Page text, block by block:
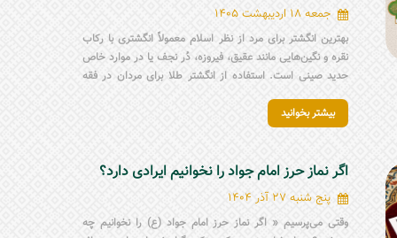
جمعه 18 اردیبهشت 1405
بهترین انگشتر برای مرد از نظر اسلام معمولاً انگشتری با رکاب
نقره و نگین‌هایی مانند عقیق، فیروزه، دُر نجف یا در موارد خاص
حدید صینی است. استفاده از انگشتر طلا برای مردان در فقه
مردانه مذهبی، علاوه بر زیبایی، باید به اصالت نگین، جنس رکاب،
ذکر روی انگشتر، آداب استفاده و نظر مرجع تقلید توجه کرد.
بیشتر بخوانید
اگر نماز حرز امام جواد را نخوانیم ایرادی دارد؟
پنج شنبه 27 آذر 1404
وقتی می‌پرسیم « اگر نماز حرز امام جواد (ع) را نخوانیم چه